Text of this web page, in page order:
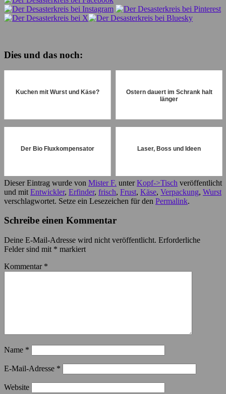
Dies und das noch:
Kuchen mit Wurst und Käse?
Ostern dauert im Schrank halt
länger
Der Bio Fluxkompensator Laser, Boss und Ideen
Dieser Eintrag wurde von Mister F. unterKopf->Tisch veröffentlicht
und mit Entwickler, Erfinder, frisch, Frust, Käse, Verpackung, Wurst
verschlagwortet. Setze ein Lesezeichen für den Permalink.
Schreibe einen Kommentar
Deine E-Mail-Adresse wird nicht veröffentlicht. Erforderliche
Felder sind mit * markiert
Kommentar *
Name *
E-Mail-Adresse *
Website